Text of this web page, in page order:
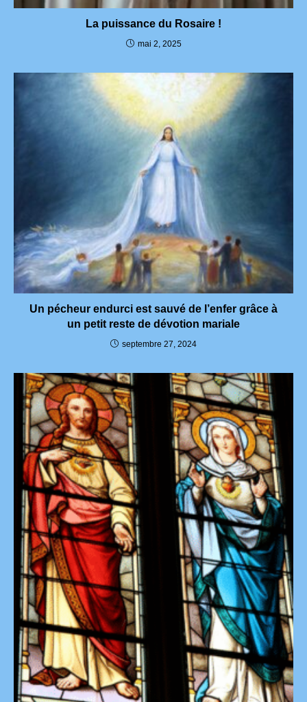
La puissance du Rosaire !
mai 2, 2025
Un pécheur endurci est sauvé de l’enfer grâce à
un petit reste de dévotion mariale
septembre 27, 2024